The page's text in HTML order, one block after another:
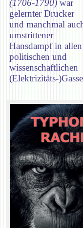
(1706-1790) war
gelernter Drucker
und manchmal
umstrittener
Hansdampf in allen
politischen und
wissenschaftlichen
(Elektrizitäts-